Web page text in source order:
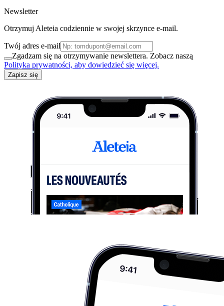
Newsletter
Otrzymuj Aleteia codziennie w swojej skrzynce e-mail.
Twój adres e-mail
Zgadzam się na otrzymywanie newslettera. Zobacz naszą
Polityka prywatności, aby dowiedzieć się więcej.
Zapisz się